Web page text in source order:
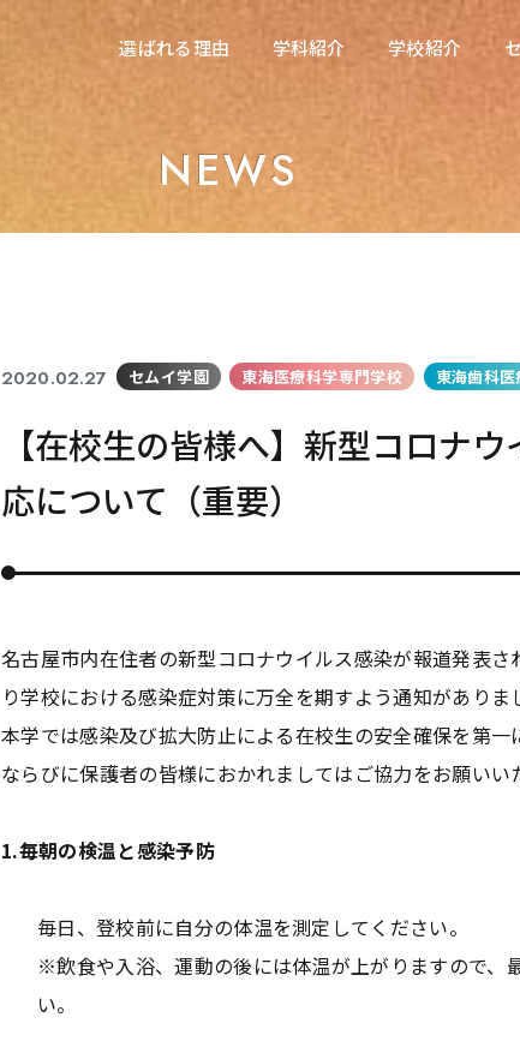
選ばれる理由 学科紹介 学校紹介
選ばれる理由 学科紹介 学校紹介
東海医療科学専門学校
東海歯科医療専門学校
NEWS
2020.02.27 セムイ学園 東海医療科学専門学校 東海歯科
【在校生の皆様へ】新型コロナ
応について（重要）
名古屋市内在住者の新型コロナウイルス感染が報道発表
り学校における感染症対策に万全を期すよう通知がありま
本学では感染及び拡大防止による在校生の安全確保を第
ならびに保護者の皆様におかれましてはご協力をお願いい
1.毎朝の検温と感染予防
毎日、登校前に自分の体温を測定してください。
※飲食や入浴、運動の後には体温が上がりますので、
い。